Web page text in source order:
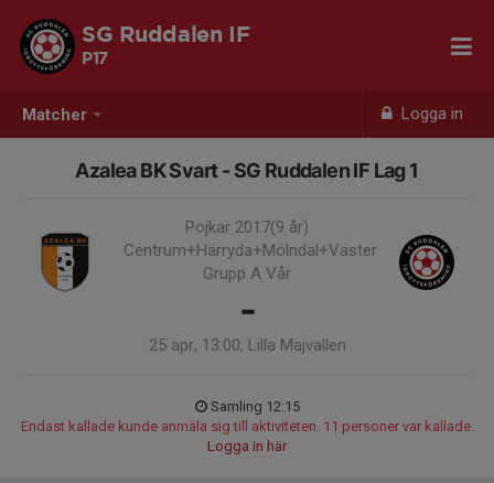
Matcher Logga in
SG Ruddalen IF
P17
Azalea BK Svart - SG Ruddalen IF Lag 1
Pojkar 2017(9 år)
Centrum+Härryda+Mölndal+Väster
Grupp A Vår
-
25 apr, 13:00, Lilla Majvallen
Samling 12:15
Endast kallade kunde anmäla sig till aktiviteten. 11 personer var kallade.
Logga in här